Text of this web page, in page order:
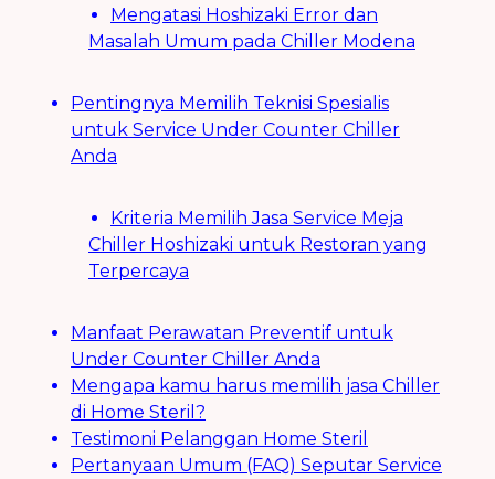
Mengatasi Hoshizaki Error dan
Masalah Umum pada Chiller Modena
Pentingnya Memilih Teknisi Spesialis
untuk Service Under Counter Chiller
Anda
Kriteria Memilih Jasa Service Meja
Chiller Hoshizaki untuk Restoran yang
Terpercaya
Manfaat Perawatan Preventif untuk
Under Counter Chiller Anda
Mengapa kamu harus memilih jasa Chiller
di Home Steril?
Testimoni Pelanggan Home Steril
Pertanyaan Umum (FAQ) Seputar Service